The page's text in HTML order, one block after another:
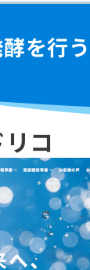
を行う
リコ